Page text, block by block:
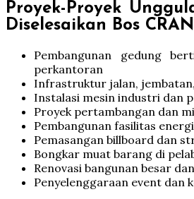
Proyek-Proyek
Diselesaikan Bos
Pembangunan gedung
perkantoran
Infrastruktur jalan,
Instalasi mesin industri dan
Proyek pertambangan dan
Pembangunan fasilitas
Pemasangan billboard dan
Bongkar muat barang di
Renovasi bangunan besar
Penyelenggaraan event dan